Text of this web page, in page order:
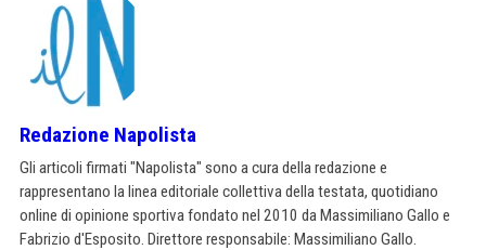
Redazione Napolista
Gli articoli firmati "Napolista" sono a cura della redazione e
rappresentano la linea editoriale collettiva della testata, quotidiano
online di opinione sportiva fondato nel 2010 da Massimiliano Gallo e
Fabrizio d'Esposito. Direttore responsabile: Massimiliano Gallo.